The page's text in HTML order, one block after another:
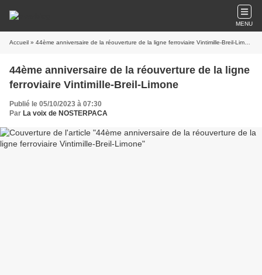
MENU
Accueil » 44ème anniversaire de la réouverture de la ligne ferroviaire Vintimille-Breil-Limone
44ème anniversaire de la réouverture de la ligne
ferroviaire Vintimille-Breil-Limone
Publié le 05/10/2023 à 07:30
Par La voix de NOSTERPACA